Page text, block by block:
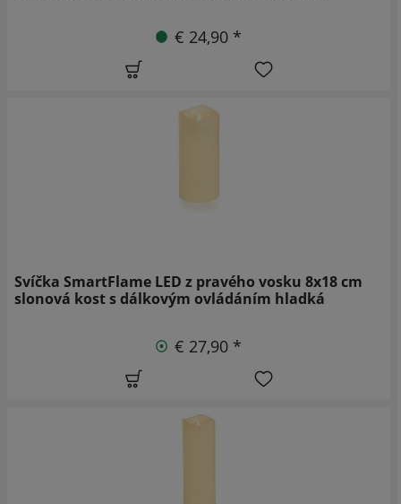
€ 24,90 *
Svíčka SmartFlame LED z pravého vosku 8x18 cm
slonová kost s dálkovým ovládáním hladká
€ 27,90 *